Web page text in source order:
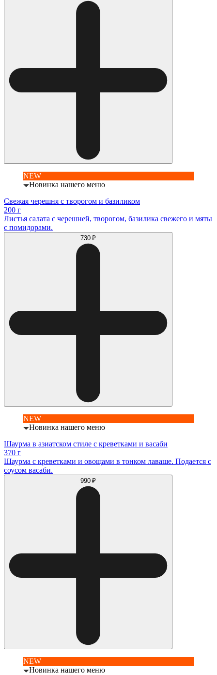
NEW
Новинка нашего меню
Свежая черешня с творогом и базиликом
200 г
Листья салата с черешней, творогом, базилика свежего и мяты
с помидорами.
730 ₽
NEW
Новинка нашего меню
Шаурма в азиатском стиле с креветками и васаби
370 г
Шаурма с креветками и овощами в тонком лаваше. Подается с
соусом васаби.
990 ₽
NEW
Новинка нашего меню